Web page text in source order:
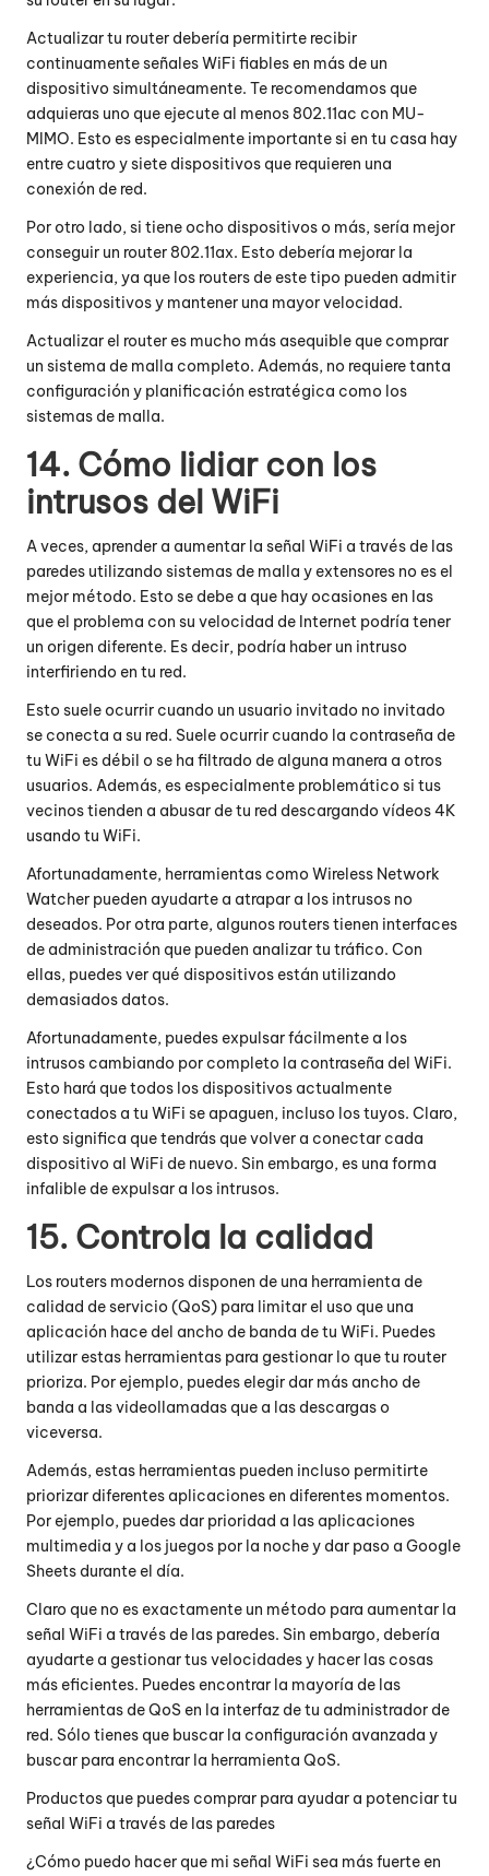
Actualizar tu router debería permitirte recibir
continuamente señales WiFi fiables en más de un
dispositivo simultáneamente. Te recomendamos que
adquieras uno que ejecute al menos 802.11ac con MU-
MIMO. Esto es especialmente importante si en tu casa hay
entre cuatro y siete dispositivos que requieren una
conexión de red.
Por otro lado, si tiene ocho dispositivos o más, sería mejor
conseguir un router 802.11ax. Esto debería mejorar la
experiencia, ya que los routers de este tipo pueden admitir
más dispositivos y mantener una mayor velocidad.
Actualizar el router es mucho más asequible que comprar
un sistema de malla completo. Además, no requiere tanta
configuración y planificación estratégica como los
sistemas de malla.
14. Cómo lidiar con los
intrusos del WiFi
A veces, aprender a aumentar la señal WiFi a través de las
paredes utilizando sistemas de malla y extensores no es el
mejor método. Esto se debe a que hay ocasiones en las
que el problema con su velocidad de Internet podría tener
un origen diferente. Es decir, podría haber un intruso
interfiriendo en tu red.
Esto suele ocurrir cuando un usuario invitado no invitado
se conecta a su red. Suele ocurrir cuando la contraseña de
tu WiFi es débil o se ha filtrado de alguna manera a otros
usuarios. Además, es especialmente problemático si tus
vecinos tienden a abusar de tu red descargando vídeos 4K
usando tu WiFi.
Afortunadamente, herramientas como Wireless Network
Watcher pueden ayudarte a atrapar a los intrusos no
deseados. Por otra parte, algunos routers tienen interfaces
de administración que pueden analizar tu tráfico. Con
ellas, puedes ver qué dispositivos están utilizando
demasiados datos.
Afortunadamente, puedes expulsar fácilmente a los
intrusos cambiando por completo la contraseña del WiFi.
Esto hará que todos los dispositivos actualmente
conectados a tu WiFi se apaguen, incluso los tuyos. Claro,
esto significa que tendrás que volver a conectar cada
dispositivo al WiFi de nuevo. Sin embargo, es una forma
infalible de expulsar a los intrusos.
15. Controla la calidad
Los routers modernos disponen de una herramienta de
calidad de servicio (QoS) para limitar el uso que una
aplicación hace del ancho de banda de tu WiFi. Puedes
utilizar estas herramientas para gestionar lo que tu router
prioriza. Por ejemplo, puedes elegir dar más ancho de
banda a las videollamadas que a las descargas o
viceversa.
Además, estas herramientas pueden incluso permitirte
priorizar diferentes aplicaciones en diferentes momentos.
Por ejemplo, puedes dar prioridad a las aplicaciones
multimedia y a los juegos por la noche y dar paso a Google
Sheets durante el día.
Claro que no es exactamente un método para aumentar la
señal WiFi a través de las paredes. Sin embargo, debería
ayudarte a gestionar tus velocidades y hacer las cosas
más eficientes. Puedes encontrar la mayoría de las
herramientas de QoS en la interfaz de tu administrador de
red. Sólo tienes que buscar la configuración avanzada y
buscar para encontrar la herramienta QoS.
Productos que puedes comprar para ayudar a potenciar tu
señal WiFi a través de las paredes
¿Cómo puedo hacer que mi señal WiFi sea más fuerte en